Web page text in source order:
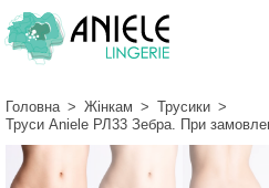
Головна > Жінкам > Трусики >
Труси Aniele РЛ33 Зебра. При